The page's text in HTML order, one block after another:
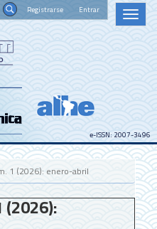
Toggle
e-ISSN: 2007-3496
1 (2026): enero-abril
(2026):